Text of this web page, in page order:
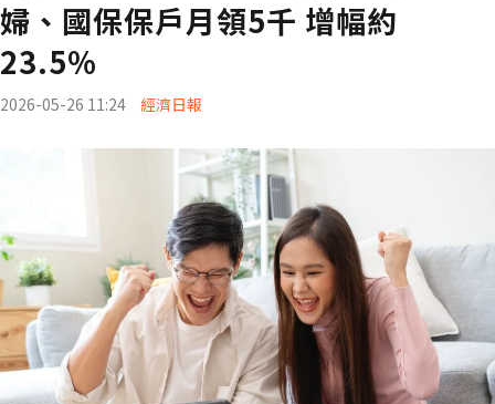
婦、國保保戶月領5千 增幅約
23.5%
2026-05-26 11:24 經濟日報